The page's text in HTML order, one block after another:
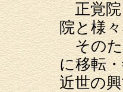
正覚院
院と様
そのた
に移転
近世の